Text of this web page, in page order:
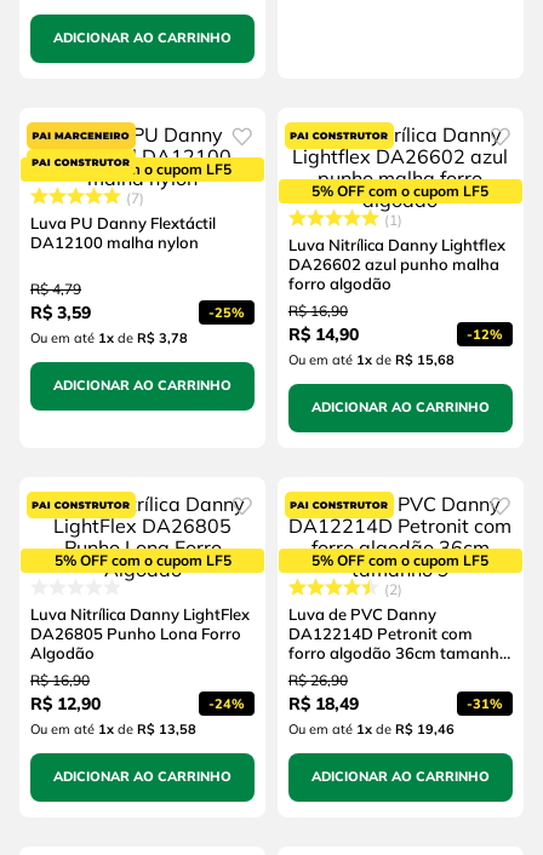
ADICIONAR AO CARRINHO
5% OFF com o cupom LF5
7
Luva PU Danny Flextáctil
DA12100 malha nylon
R$ 4,79
R$ 3,59 -25%
Ou em até 1xde R$ 3,78
ADICIONAR AO CARRINHO
5% OFF com o cupom LF5
1
Luva Nitrílica Danny Lightflex
DA26602 azul punho malha
forro algodão
R$ 16,90
R$ 14,90 -12%
Ou em até 1xde R$ 15,68
ADICIONAR AO CARRINHO
5% OFF com o cupom LF5
Luva Nitrílica Danny LightFlex
DA26805 Punho Lona Forro
Algodão
R$ 16,90
R$ 12,90 -24%
Ou em até 1xde R$ 13,58
ADICIONAR AO CARRINHO
5% OFF com o cupom LF5
2
Luva de PVC Danny
DA12214D Petronit com
forro algodão 36cm tamanho
9
R$ 26,90
R$ 18,49 -31%
Ou em até 1xde R$ 19,46
ADICIONAR AO CARRINHO